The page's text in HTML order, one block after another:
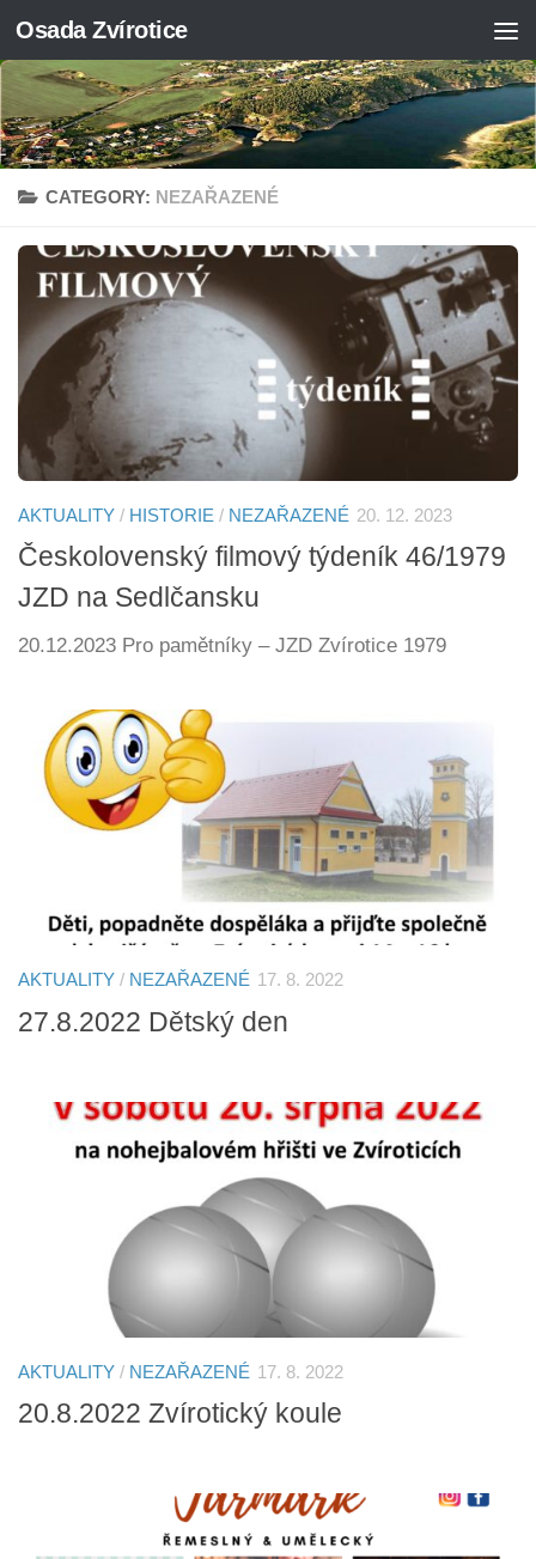
Skip to content
Osada Zvírotice
CATEGORY: NEZAŘAZENÉ
AKTUALITY / HISTORIE / NEZAŘAZENÉ 20. 12. 2023
Českolovenský filmový týdeník 46/1979
JZD na Sedlčansku
20.12.2023 Pro pamětníky – JZD Zvírotice 1979
AKTUALITY / NEZAŘAZENÉ 17. 8. 2022
27.8.2022 Dětský den
AKTUALITY / NEZAŘAZENÉ 17. 8. 2022
20.8.2022 Zvírotický koule